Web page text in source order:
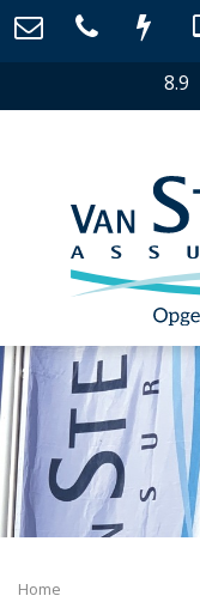
8.9
Home